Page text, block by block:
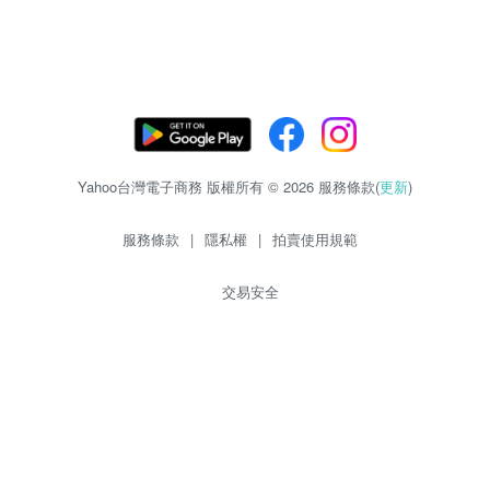
Yahoo台灣電子商務 版權所有 © 2026 服務條款(更新)
服務條款 | 隱私權 | 拍賣使用規範
交易安全